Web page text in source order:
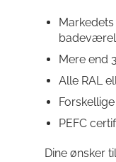
Mere end
Alle RAL
PEFC
Dine ønsker